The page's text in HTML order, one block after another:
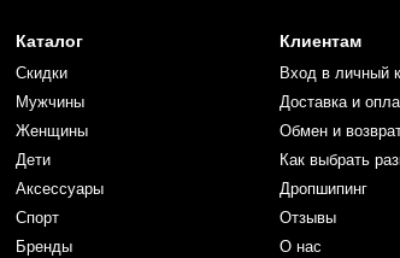
Каталог
Скидки
Мужчины
Женщины
Дети
Аксессуары
Спорт
Бренды
Клиентам
Вход в личный
Доставка и
Обмен и
Как выбрать
Дропшипинг
Отзывы
О нас